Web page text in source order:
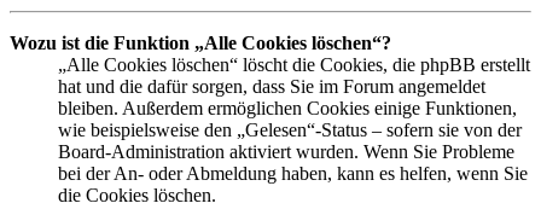
Wozu ist die Funktion „Alle Cookies löschen“?
„Alle Cookies löschen“ löscht die Cookies, die phpBB erstellt
hat und die dafür sorgen, dass Sie im Forum angemeldet
bleiben. Außerdem ermöglichen Cookies einige Funktionen,
wie beispielsweise den „Gelesen“-Status – sofern sie von der
Board-Administration aktiviert wurden. Wenn Sie Probleme
bei der An- oder Abmeldung haben, kann es helfen, wenn Sie
die Cookies löschen.